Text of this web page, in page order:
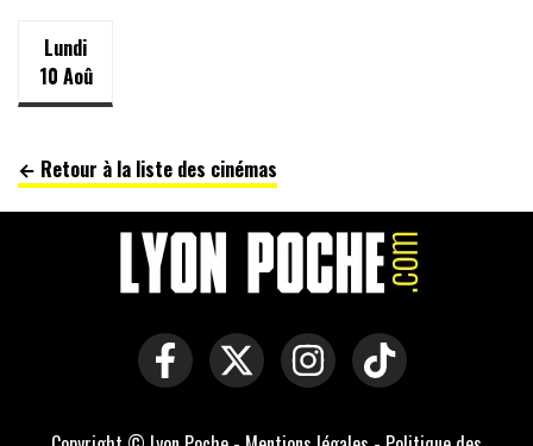
Lundi
10 Aoû
← Retour à la liste des cinémas